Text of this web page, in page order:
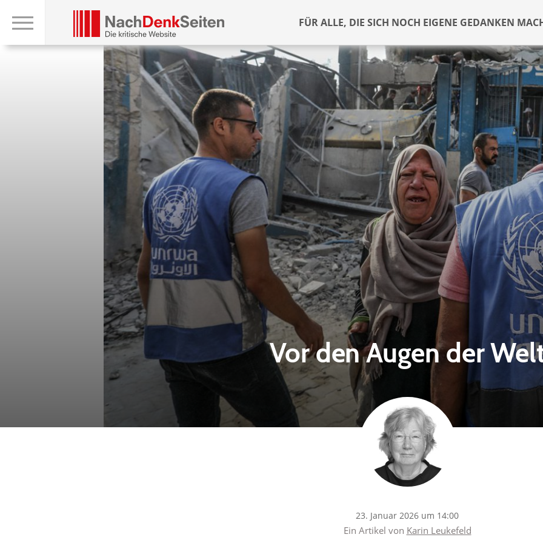
FÜR ALLE, DIE SICH NOCH EIGENE GEDANKEN
Vor den Augen der
23. Januar 2026 um 14:00
Ein Artikel von Karin Leukefeld